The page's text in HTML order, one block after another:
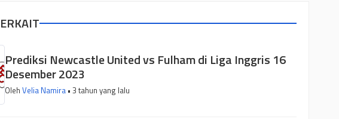
Prediksi Newcastle United vs Fulham di Liga Inggris 16
Desember 2023
Oleh Velia Namira • 3 tahun yang lalu